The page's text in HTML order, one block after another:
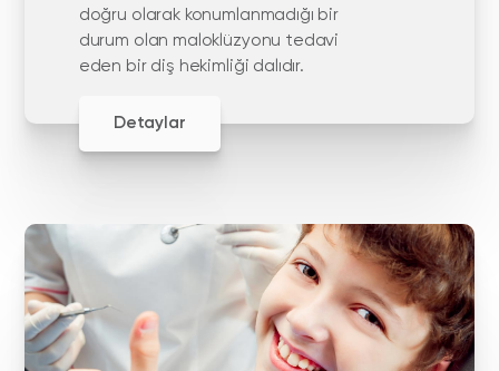
doğru olarak konumlanmadığı bir
durum olan maloklüzyonu tedavi
eden bir diş hekimliği dalıdır.
Detaylar